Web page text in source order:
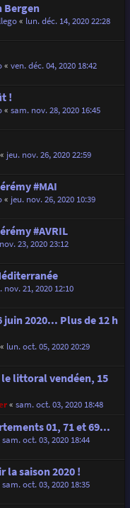
Bergen
« lun. déc. 14, 2020 22:28
« ven. déc. 04, 2020 18:42
!
« sam. nov. 28, 2020 16:45
jeu. nov. 26, 2020 22:59
#MAI
« jeu. nov. 26, 2020 10:39
#AVRIL
23, 2020 23:12
nov. 21, 2020 12:10
2020... Plus de 12 h
lun. oct. 05, 2020 20:29
littoral vendéen, 15
« sam. oct. 03, 2020 18:48
01, 71 et 69...
sam. oct. 03, 2020 18:44
la saison 2020 !
sam. oct. 03, 2020 18:35